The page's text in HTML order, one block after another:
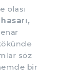
olası
söz
bir